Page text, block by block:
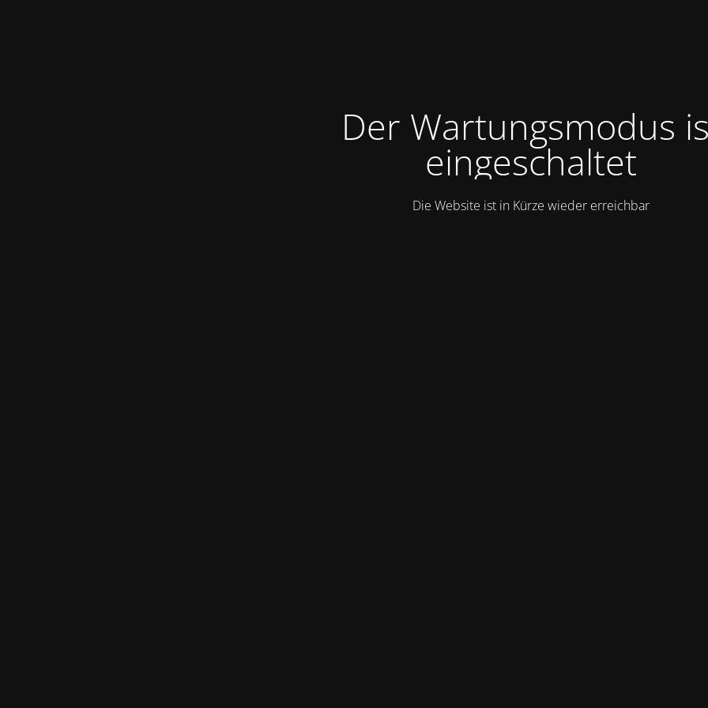
Der Wartungsmodus
eingeschaltet
Die Website ist in Kürze wieder erreichbar